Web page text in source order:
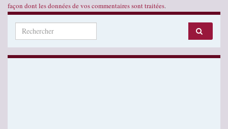
façon dont les données de vos commentaires sont traitées.
Search for: